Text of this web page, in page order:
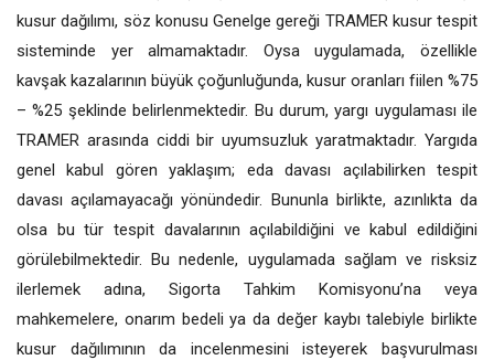
kusur dağılımı, söz konusu Genelge gereği TRAMER kusur tespit
sisteminde yer almamaktadır. Oysa uygulamada, özellikle
kavşak kazalarının büyük çoğunluğunda, kusur oranları fiilen %75
– %25 şeklinde belirlenmektedir. Bu durum, yargı uygulaması ile
TRAMER arasında ciddi bir uyumsuzluk yaratmaktadır. Yargıda
genel kabul gören yaklaşım; eda davası açılabilirken tespit
davası açılamayacağı yönündedir. Bununla birlikte, azınlıkta da
olsa bu tür tespit davalarının açılabildiğini ve kabul edildiğini
görülebilmektedir. Bu nedenle, uygulamada sağlam ve risksiz
ilerlemek adına, Sigorta Tahkim Komisyonu’na veya
mahkemelere, onarım bedeli ya da değer kaybı talebiyle birlikte
kusur dağılımının da incelenmesini isteyerek başvurulması